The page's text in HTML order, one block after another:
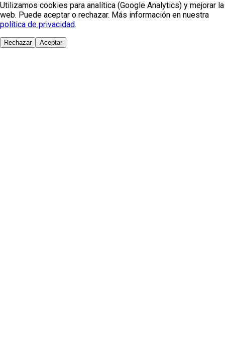
Utilizamos cookies para analítica (Google Analytics) y mejorar la
web. Puede aceptar o rechazar. Más información en nuestra
política de privacidad.
Rechazar Aceptar